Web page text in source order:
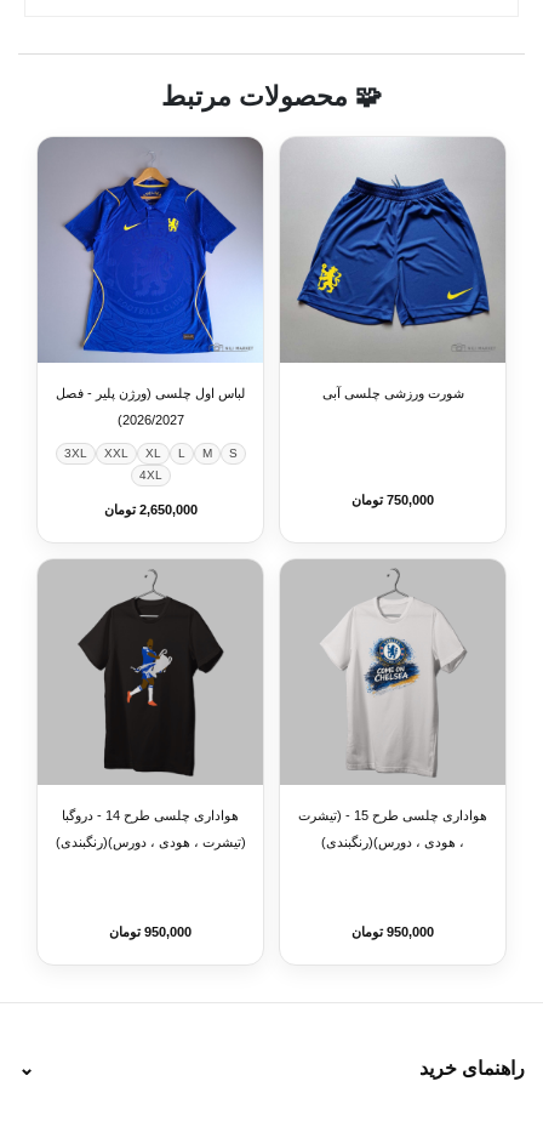
🧩 محصولات مرتبط
شورت ورزشی چلسی آبی
750,000 تومان
لباس اول چلسی (ورژن پلیر - فصل
2026/2027)
S
M
L
XL
XXL
3XL
4XL
2,650,000 تومان
هواداری چلسی طرح 15 - (تیشرت
، هودی ، دورس)(رنگبندی)
950,000 تومان
هواداری چلسی طرح 14 - دروگبا
(تیشرت ، هودی ، دورس)(رنگبندی)
950,000 تومان
راهنمای خرید ⌄